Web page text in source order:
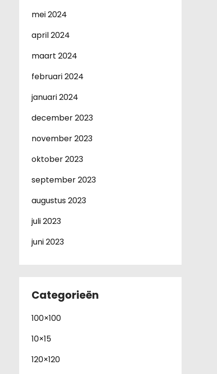
mei 2024
april 2024
maart 2024
februari 2024
januari 2024
december 2023
november 2023
oktober 2023
september 2023
augustus 2023
juli 2023
juni 2023
Categorieën
100×100
10×15
120×120